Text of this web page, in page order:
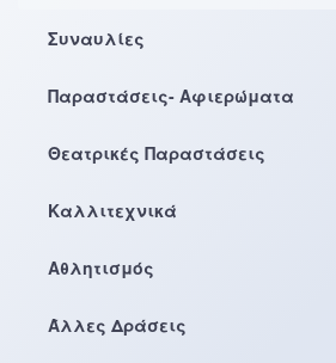
Συναυλίες
Παραστάσεις- Αφιερώματα
Θεατρικές Παραστάσεις
Καλλιτεχνικά
Αθλητισμός
Άλλες Δράσεις